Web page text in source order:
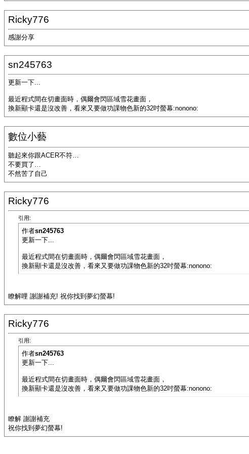
Ricky776
感謝分享
sn245763
更新一下...
最近程式間在切畫面時，偶爾會閃區域雪花畫面，
換新顯卡還是沒改善，看來又要做功課物色新的32吋螢幕:nonono:
數位小藝
聽起來你跟ACER不符…
不要買了…
不然苦了自己
Ricky776
引用:
作者sn245763
更新一下...
最近程式間在切畫面時，偶爾會閃區域雪花畫面，
換新顯卡還是沒改善，看來又要做功課物色新的32吋螢幕:nonono:
瞭解哩 謝謝補充! 祝你找到夢幻螢幕!
Ricky776
引用:
作者sn245763
更新一下...
最近程式間在切畫面時，偶爾會閃區域雪花畫面，
換新顯卡還是沒改善，看來又要做功課物色新的32吋螢幕:nonono:
瞭解 謝謝補充
祝你找到夢幻螢幕!